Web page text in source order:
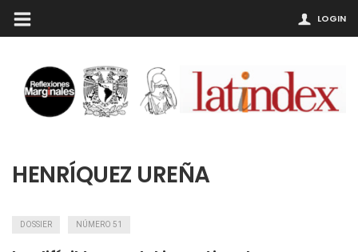
LOGIN
HENRÍQUEZ UREÑA
DOSSIER NÚMERO 51